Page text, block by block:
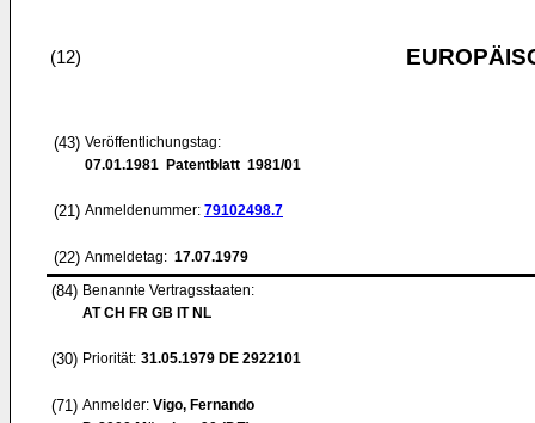
(12)
(43) Veröffentlichungstag:
07.01.1981 Patentblatt 1981/01
(21) Anmeldenummer: 79102498.7
(22) Anmeldetag: 17.07.1979
(84) Benannte Vertragsstaaten:
AT CH FR GB IT NL
(30) Priorität: 31.05.1979 DE 2922101
(71) Anmelder: Vigo, Fernando